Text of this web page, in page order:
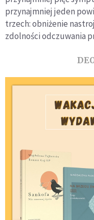
przynajmniej jeden
trzech: obniżenie
zdolności odczuwania